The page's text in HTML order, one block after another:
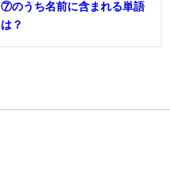
⑦のうち名前に含まれる単語
は？